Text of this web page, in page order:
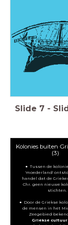
Slide 7 -
Kolonies buiten
(3)
Tussen de
'moederland'
handel dat de
Chr. geen nieuwe
stichten.
Door de Griekse
de mensen in het
Zeegebied
Griekse cultuur